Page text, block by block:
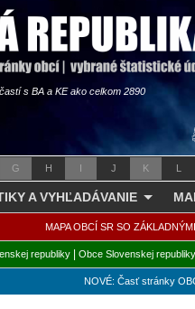
s BA a KE ako celkom 2890
G H I J K L
A VYHĽADÁVANIE
MAPA OBCÍ SR SO
republiky| Obce Slovenskej republiky
NOVÉ: Časť stránky